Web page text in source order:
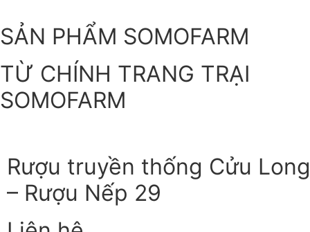
SẢN PHẨM SOMOFARM
TỪ CHÍNH TRANG TRẠI
SOMOFARM
Rượu truyền thống Cửu Long
– Rượu Nếp 29